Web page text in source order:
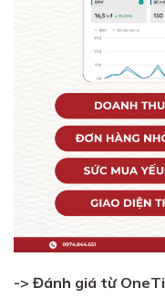
-> Đánh giá từ